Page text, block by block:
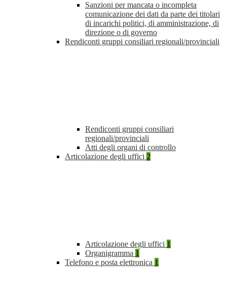
Sanzioni per mancata o incompleta
comunicazione dei dati da parte dei titolari
di incarichi politici, di amministrazione, di
direzione o di governo
Rendiconti gruppi consiliari regionali/provinciali
Rendiconti gruppi consiliari
regionali/provinciali
Atti degli organi di controllo
Articolazione degli uffici 2
Articolazione degli uffici 1
Organigramma 1
Telefono e posta elettronica 1